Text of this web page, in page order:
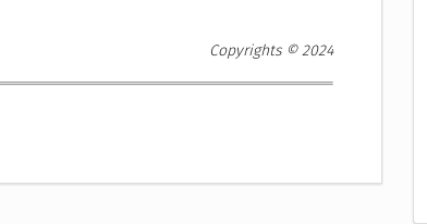
Copyrights © 2024